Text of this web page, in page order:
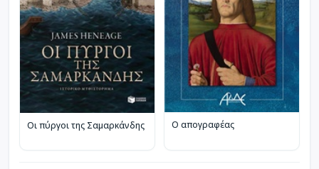
Οι πύργοι της Σαμαρκάνδης Ο απογραφέας